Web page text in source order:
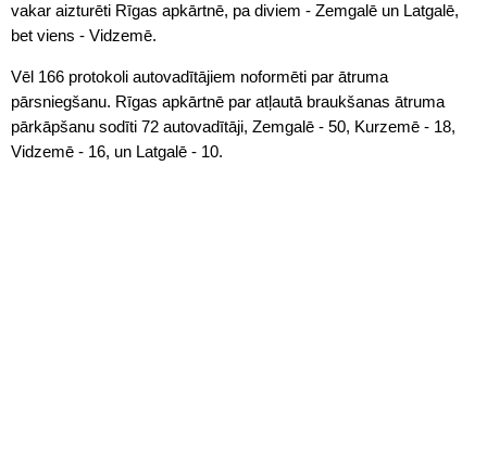
vakar aizturēti Rīgas apkārtnē, pa diviem - Zemgalē un Latgalē,
bet viens - Vidzemē.
Vēl 166 protokoli autovadītājiem noformēti par ātruma
pārsniegšanu. Rīgas apkārtnē par atļautā braukšanas ātruma
pārkāpšanu sodīti 72 autovadītāji, Zemgalē - 50, Kurzemē - 18,
Vidzemē - 16, un Latgalē - 10.